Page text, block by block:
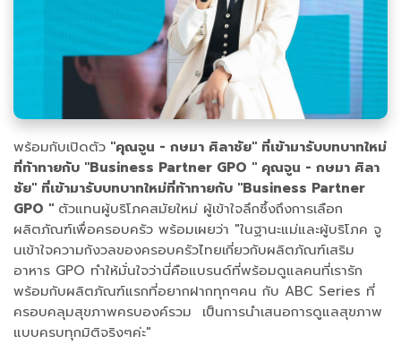
พร้อมกับเปิดตัว "คุณจูน - กษมา ศิลาชัย" ที่เข้ามารับบทบาทใหม่
ที่ท้าทายกับ "Business Partner GPO " คุณจูน - กษมา ศิลา
ชัย" ที่เข้ามารับบทบาทใหม่ที่ท้าทายกับ "Business Partner
GPO " ตัวแทนผู้บริโภคสมัยใหม่ ผู้เข้าใจลึกซึ้งถึงการเลือก
ผลิตภัณฑ์เพื่อครอบครัว พร้อมเผยว่า "ในฐานะแม่และผู้บริโภค จู
นเข้าใจความกังวลของครอบครัวไทยเกี่ยวกับผลิตภัณฑ์เสริม
อาหาร GPO ทำให้มั่นใจว่านี่คือแบรนด์ที่พร้อมดูแลคนที่เรารัก
พร้อมกับผลิตภัณฑ์แรกที่อยากฝากทุกๆคน กับ ABC Series ที่
ครอบคลุมสุขภาพครบองค์รวม เป็นการนำเสนอการดูแลสุขภาพ
แบบครบทุกมิติจริงๆค่ะ"